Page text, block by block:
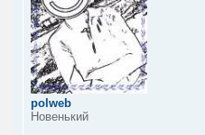
polweb
Новенький